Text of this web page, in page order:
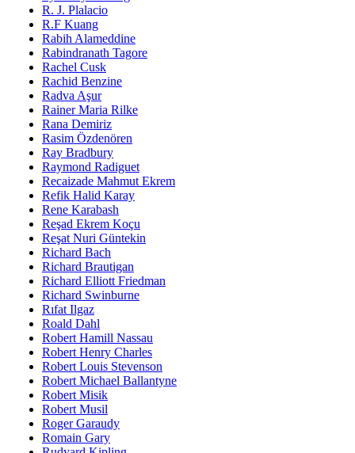
R. J. Plalacio
R.F Kuang
Rabih Alameddine
Rabindranath Tagore
Rachel Cusk
Rachid Benzine
Radva Aşur
Rainer Maria Rilke
Rana Demiriz
Rasim Özdenören
Ray Bradbury
Raymond Radiguet
Recaizade Mahmut Ekrem
Refik Halid Karay
Rene Karabash
Reşad Ekrem Koçu
Reşat Nuri Güntekin
Richard Bach
Richard Brautigan
Richard Elliott Friedman
Richard Swinburne
Rıfat Ilgaz
Roald Dahl
Robert Hamill Nassau
Robert Henry Charles
Robert Louis Stevenson
Robert Michael Ballantyne
Robert Misik
Robert Musil
Roger Garaudy
Romain Gary